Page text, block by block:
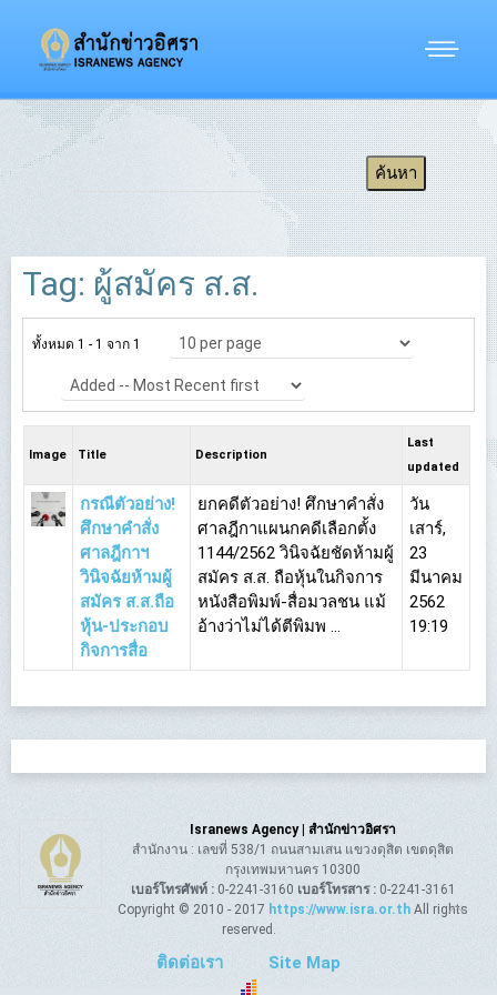
Tag: ผู้สมัคร ส.ส.
ทั้งหมด 1 - 1 จาก 1
Image Title Description
Last
updated
กรณีตัวอย่าง!
ศึกษาคำสั่ง
ศาลฎีกาฯ
วินิจฉัยห้ามผู้
สมัคร ส.ส.ถือ
หุ้น-ประกอบ
กิจการสื่อ
ยกคดีตัวอย่าง! ศึกษาคำสั่ง
ศาลฎีกาแผนกคดีเลือกตั้ง
1144/2562 วินิจฉัยชัดห้ามผู้
สมัคร ส.ส. ถือหุ้นในกิจการ
หนังสือพิมพ์-สื่อมวลชน แม้
อ้างว่าไม่ได้ตีพิมพ ...
วัน
เสาร์,
23
มีนาคม
2562
19:19
Isranews Agency | สำนักข่าวอิศรา
สำนักงาน : เลขที่ 538/1 ถนนสามเสน แขวงดุสิต เขตดุสิต
กรุงเทพมหานคร 10300
เบอร์โทรศัพท์ :0-2241-3160 เบอร์โทรสาร :0-2241-3161
Copyright © 2010 - 2017 https://www.isra.or.th All rights
reserved.
ติดต่อเรา Site Map